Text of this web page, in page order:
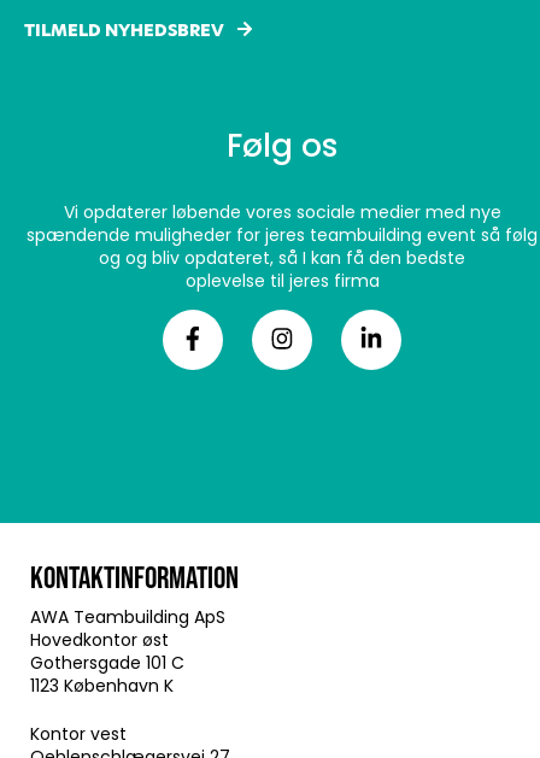
TILMELD NYHEDSBREV
Følg os
Vi opdaterer løbende vores sociale medier med nye
spændende muligheder for jeres teambuilding event så følg
og og bliv opdateret, så I kan få den bedste
oplevelse til jeres firma
KONTAKTINFORMATION
AWA Teambuilding ApS
Hovedkontor øst
Gothersgade 101 C
1123 København K
Kontor vest